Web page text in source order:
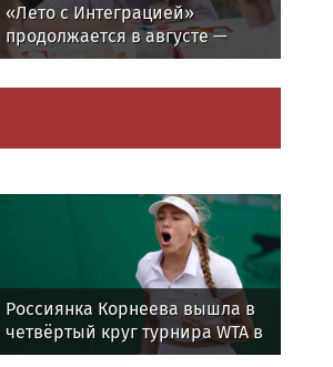
«Лето с Интеграцией»
продолжается в августе —
заключительный месяц
Россиянка Корнеева вышла в
четвёртый круг турнира WTA в
Торонто